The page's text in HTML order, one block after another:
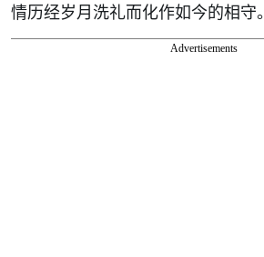
情历经岁月洗礼而化作如今的相守。
Advertisements